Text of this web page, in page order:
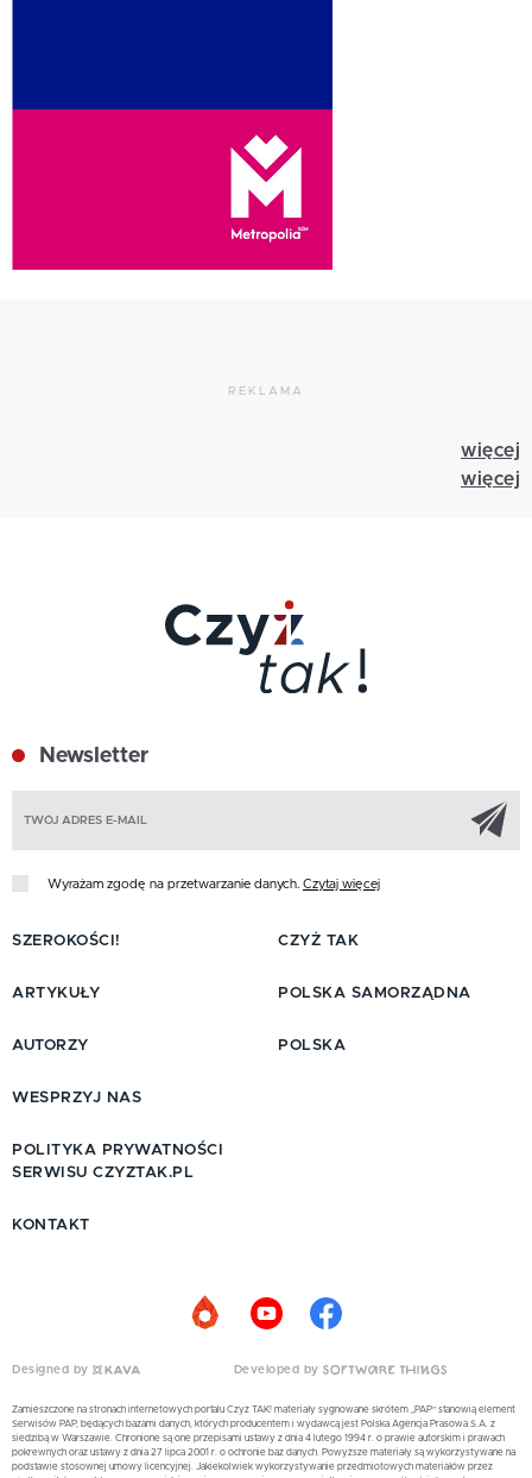
REKLAMA
więcej
więcej
Newsletter
Wyrażam zgodę na przetwarzanie danych. Czytaj więcej
SZEROKOŚCI!
ARTYKUŁY
AUTORZY
CZYŻ TAK
POLSKA SAMORZĄDNA
POLSKA
WESPRZYJ NAS
POLITYKA PRYWATNOŚCI
SERWISU CZYZTAK.PL
KONTAKT
Designed by Developed by
Zamieszczone na stronach internetowych portalu Czyż TAK! materiały sygnowane skrótem „PAP” stanowią element
Serwisów PAP, będących bazami danych, których producentem i wydawcą jest Polska Agencja Prasowa S.A. z
siedzibą w Warszawie. Chronione są one przepisami ustawy z dnia 4 lutego 1994 r. o prawie autorskim i prawach
pokrewnych oraz ustawy z dnia 27 lipca 2001 r. o ochronie baz danych. Powyższe materiały są wykorzystywane na
podstawie stosownej umowy licencyjnej. Jakiekolwiek wykorzystywanie przedmiotowych materiałów przez